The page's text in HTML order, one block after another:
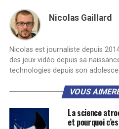
Nicolas Gaillard
Nicolas est journaliste depuis
des jeux vidéo depuis sa
technologies depuis son
VOUS
La science
et pourquoi